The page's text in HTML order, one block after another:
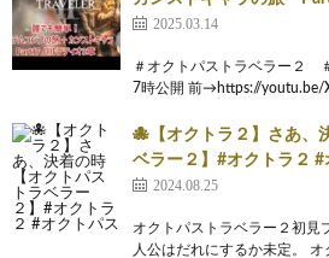
2025.03.14
＃オクトパストラベラー２
7時公開 前→https://
🐙【オクトラ２】さあ、
ベラー２】#オクトラ２
2024.08.25
オクトパストラベラー２初見
人公はだれにするか未定。